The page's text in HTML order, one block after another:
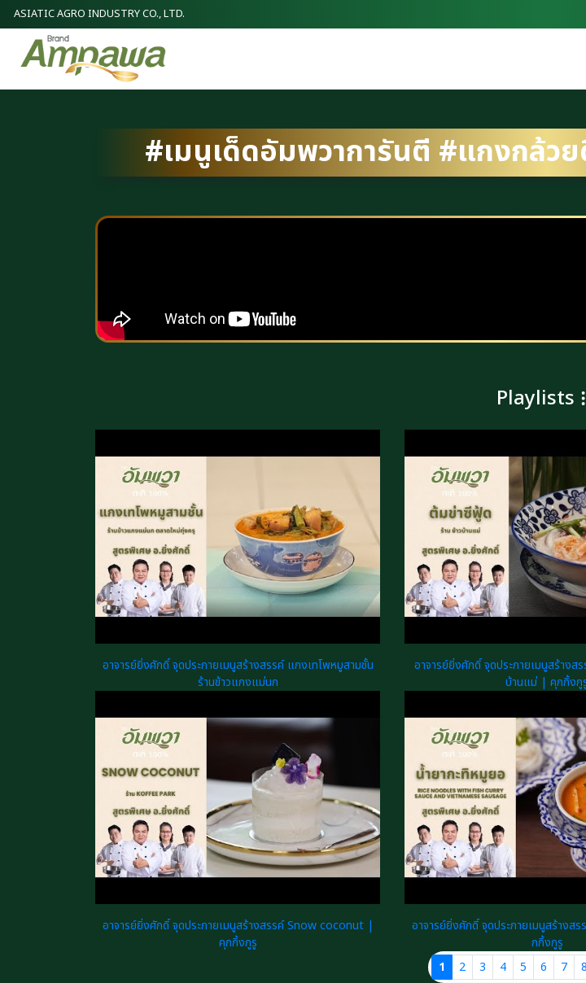
ASIATIC AGRO INDUSTRY CO., LTD.
#เมนูเด็ดอัมพวาการันตี #แกงกล้ว
Playlists
อาจารย์ยิ่งศักดิ์ จุดประกายเมนูสร้างสรรค์ แกงเทโพหมูสามชั้น
ร้านข้าวแกงแม่นก
อาจารย์ยิ่งศักดิ์ จุดประกายเมนูสร้างส
บ้านแม่ | คุกกิ้งกู
อาจารย์ยิ่งศักดิ์ จุดประกายเมนูสร้างสรรค์ Snow coconut |
คุกกิ้งกูรู
อาจารย์ยิ่งศักดิ์ จุดประกายเมนูสร้างส
กกิ้งกูรู
1
2 3 4 5 6 7 8